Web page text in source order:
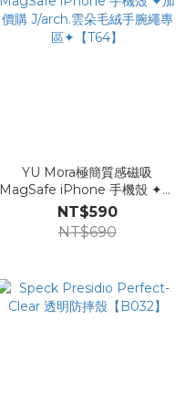
YU Mora極簡質感磁吸
MagSafe iPhone 手機殼 ✦加
價購 J/arch.雲朵毛絨手腕繩專
區✦【T64】
NT$590
NT$690